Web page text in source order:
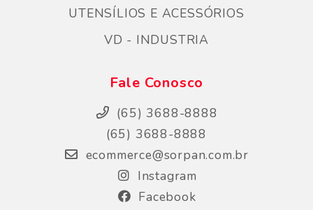
UTENSÍLIOS E ACESSÓRIOS
VD - INDUSTRIA
Fale Conosco
(65) 3688-8888
(65) 3688-8888
ecommerce@sorpan.com.br
Instagram
Facebook